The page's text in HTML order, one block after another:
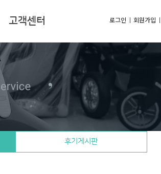
고객센터 로그인 회원가입
후기게시판